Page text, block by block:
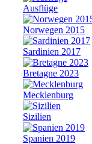
Ausflüge
Norwegen 2015
Sardinien 2017
Bretagne 2023
Mecklenburg
Sizilien
Spanien 2019